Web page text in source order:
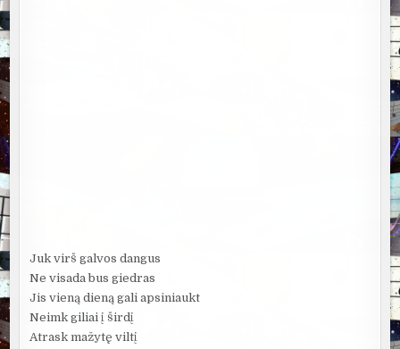
Juk virš galvos dangus
Ne visada bus giedras
Jis vieną dieną gali apsiniaukt
Neimk giliai į širdį
Atrask mažytę viltį